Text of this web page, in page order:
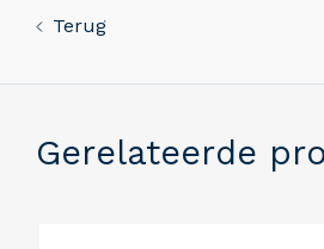
Terug
Gerelateerde